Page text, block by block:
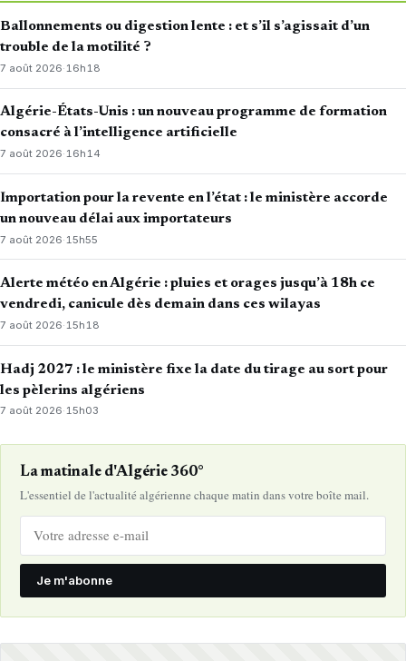
Ballonnements ou digestion lente : et s’il s’agissait d’un
trouble de la motilité ?
7 août 2026· 16h18
Algérie-États-Unis : un nouveau programme de formation
consacré à l’intelligence artificielle
7 août 2026·16h14
Importation pour la revente en l’état : le ministère accorde
un nouveau délai aux importateurs
7 août 2026· 15h55
Alerte météo en Algérie : pluies et orages jusqu’à 18h ce
vendredi, canicule dès demain dans ces wilayas
7 août 2026·15h18
Hadj 2027 : le ministère fixe la date du tirage au sort pour
les pèlerins algériens
7 août 2026·15h03
La matinale d'Algérie 360°
L'essentiel de l'actualité algérienne chaque matin dans votre boîte mail.
Je m'abonne